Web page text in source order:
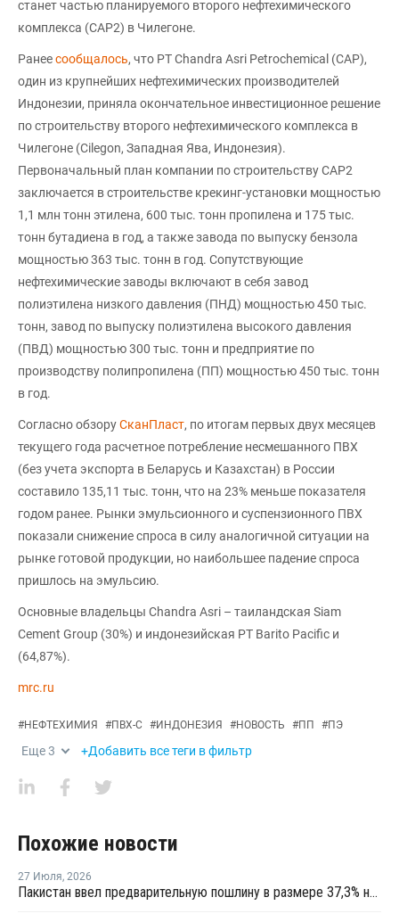
станет частью планируемого второго нефтехимического
комплекса (CAP2) в Чилегоне.
Ранеесообщалось, что PT Chandra Asri Petrochemical (CAP),
один из крупнейших нефтехимических производителей
Индонезии, приняла окончательное инвестиционное решение
по строительству второго нефтехимического комплекса в
Чилегоне (Cilegon, Западная Ява, Индонезия).
Первоначальный план компании по строительству CAP2
заключается в строительстве крекинг-установки мощностью
1,1 млн тонн этилена, 600 тыс. тонн пропилена и 175 тыс.
тонн бутадиена в год, а также завода по выпуску бензола
мощностью 363 тыс. тонн в год. Сопутствующие
нефтехимические заводы включают в себя завод
полиэтилена низкого давления (ПНД) мощностью 450 тыс.
тонн, завод по выпуску полиэтилена высокого давления
(ПВД) мощностью 300 тыс. тонн и предприятие по
производству полипропилена (ПП) мощностью 450 тыс. тонн
в год.
Согласно обзоруСканПласт, по итогам первых двух месяцев
текущего года расчетное потребление несмешанного ПВХ
(без учета экспорта в Беларусь и Казахстан) в России
составило 135,11 тыс. тонн, что на 23% меньше показателя
годом ранее. Рынки эмульсионного и суспензионного ПВХ
показали снижение спроса в силу аналогичной ситуации на
рынке готовой продукции, но наибольшее падение спроса
пришлось на эмульсию.
Основные владельцы Chandra Asri – таиландская Siam
Cement Group (30%) и индонезийская PT Barito Pacific и
(64,87%).
mrc.ru
#НЕФТЕХИМИЯ #ПВХ-С #ИНДОНЕЗИЯ #НОВОСТЬ #ПП #ПЭ
Еще3 +Добавить все теги в фильтр
Похожие новости
27 Июля, 2026
Пакистан ввел предварительную пошлину в размере 37,3% на ПВХ